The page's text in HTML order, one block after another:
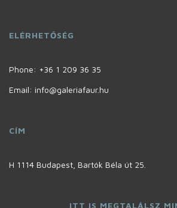
ELÉRHETŐSÉG
Phone: +36 1 209 36 35
Email: info@galeriafaur.hu
CÍM
H 1114 Budapest, Bartók Béla út 25.
ITT IS MEGTALÁLSZ